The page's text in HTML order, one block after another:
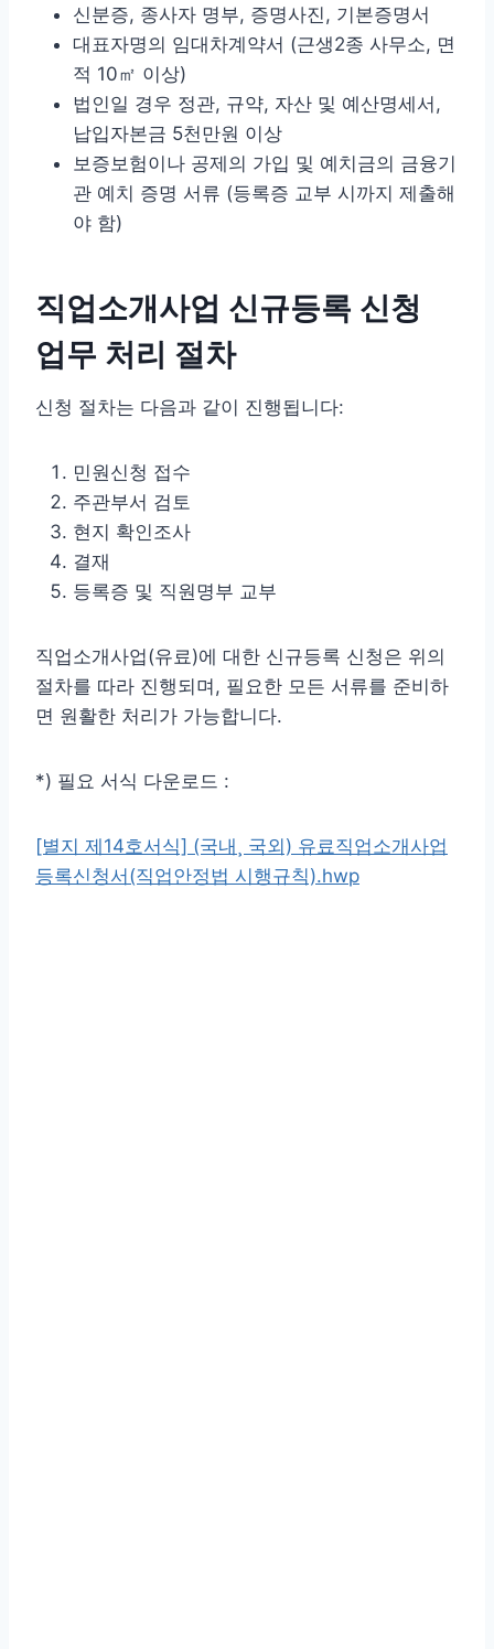
신분증, 종사자 명부, 증명사진, 기본증명서
대표자명의 임대차계약서 (근생2종 사무소, 면
적 10㎡ 이상)
법인일 경우 정관, 규약, 자산 및 예산명세서,
납입자본금 5천만원 이상
보증보험이나 공제의 가입 및 예치금의 금융기
관 예치 증명 서류 (등록증 교부 시까지 제출해
야 함)
직업소개사업 신규등록 신청
업무 처리 절차
신청 절차는 다음과 같이 진행됩니다:
민원신청 접수
주관부서 검토
현지 확인조사
결재
등록증 및 직원명부 교부
직업소개사업(유료)에 대한 신규등록 신청은 위의
절차를 따라 진행되며, 필요한 모든 서류를 준비하
면 원활한 처리가 가능합니다.
*) 필요 서식 다운로드 :
[별지 제14호서식] (국내¸ 국외) 유료직업소개사업
등록신청서(직업안정법 시행규칙).hwp